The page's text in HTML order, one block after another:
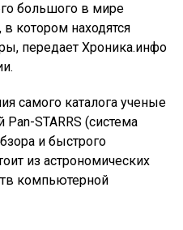
большого в мире
в котором находятся
передает Хроника.инфо
самого каталога ученые
STARRS (система
и быстрого
из астрономических
компьютерной